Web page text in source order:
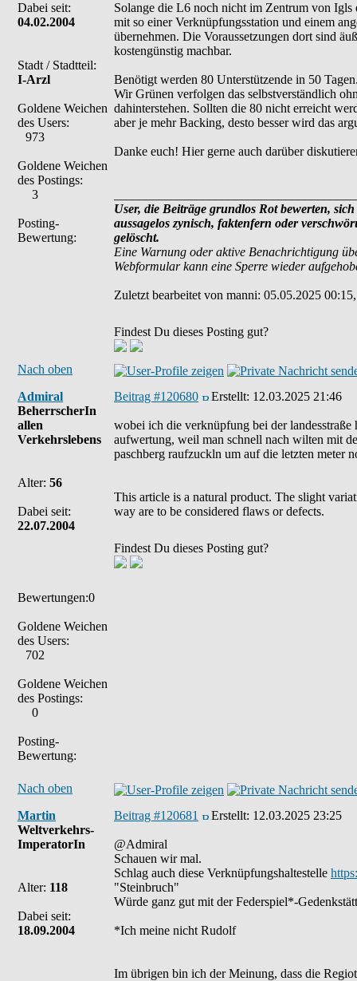
Dabei seit:
04.02.2004
Stadt / Stadtteil:
I-Arzl
Goldene Weichen
des Users:
973
Goldene Weichen
des Postings:
3
Posting-
Bewertung:
Solange die L6 noch nicht im Zentrum von
mit so einer Verknüpfungsstation und einem
übernehmen. Die Voraussetzungen dort sind
kostengünstig machbar.
Benötigt werden 80 Unterstützende in 50
Wir Grünen verfolgen das selbstverständlich
dahinterstehen. Sollten die 80 nicht erreicht
aber je mehr Backing, desto besser wird das
Danke euch! Hier gerne auch darüber
User, die Beiträge grundlos Rot bewerten,
aussagelos zynisch, faktenfern oder
gelöscht.
Eine Warnung oder aktive Benachrichtigung
Webformular kann eine Sperre wieder
Zuletzt bearbeitet von manni: 05.05.2025
Findest Du dieses Posting gut?
Nach oben
Admiral
BeherrscherIn
allen
Verkehrslebens
Alter: 56
Dabei seit:
22.07.2004
Bewertungen:0
Goldene Weichen
des Users:
702
Goldene Weichen
des Postings:
0
Posting-
Bewertung:
Beitrag #120680 Erstellt: 12.03.2025 21:46
wobei ich die verknüpfung bei der
aufwertung, weil man schnell nach wilten mit
paschberg raufzuckln um auf die letzten meter
This article is a natural product. The slight
way are to be considered flaws or defects.
Findest Du dieses Posting gut?
Nach oben
Martin
Weltverkehrs-
ImperatorIn
Alter: 118
Dabei seit:
18.09.2004
Beitrag #120681 Erstellt: 12.03.2025 23:25
@Admiral
Schauen wir mal.
Schlag auch diese Verknüpfungshaltestelle
"Steinbruch"
Würde ganz gut mit der Federspiel*-
*Ich meine nicht Rudolf
Im übrigen bin ich der Meinung, dass die